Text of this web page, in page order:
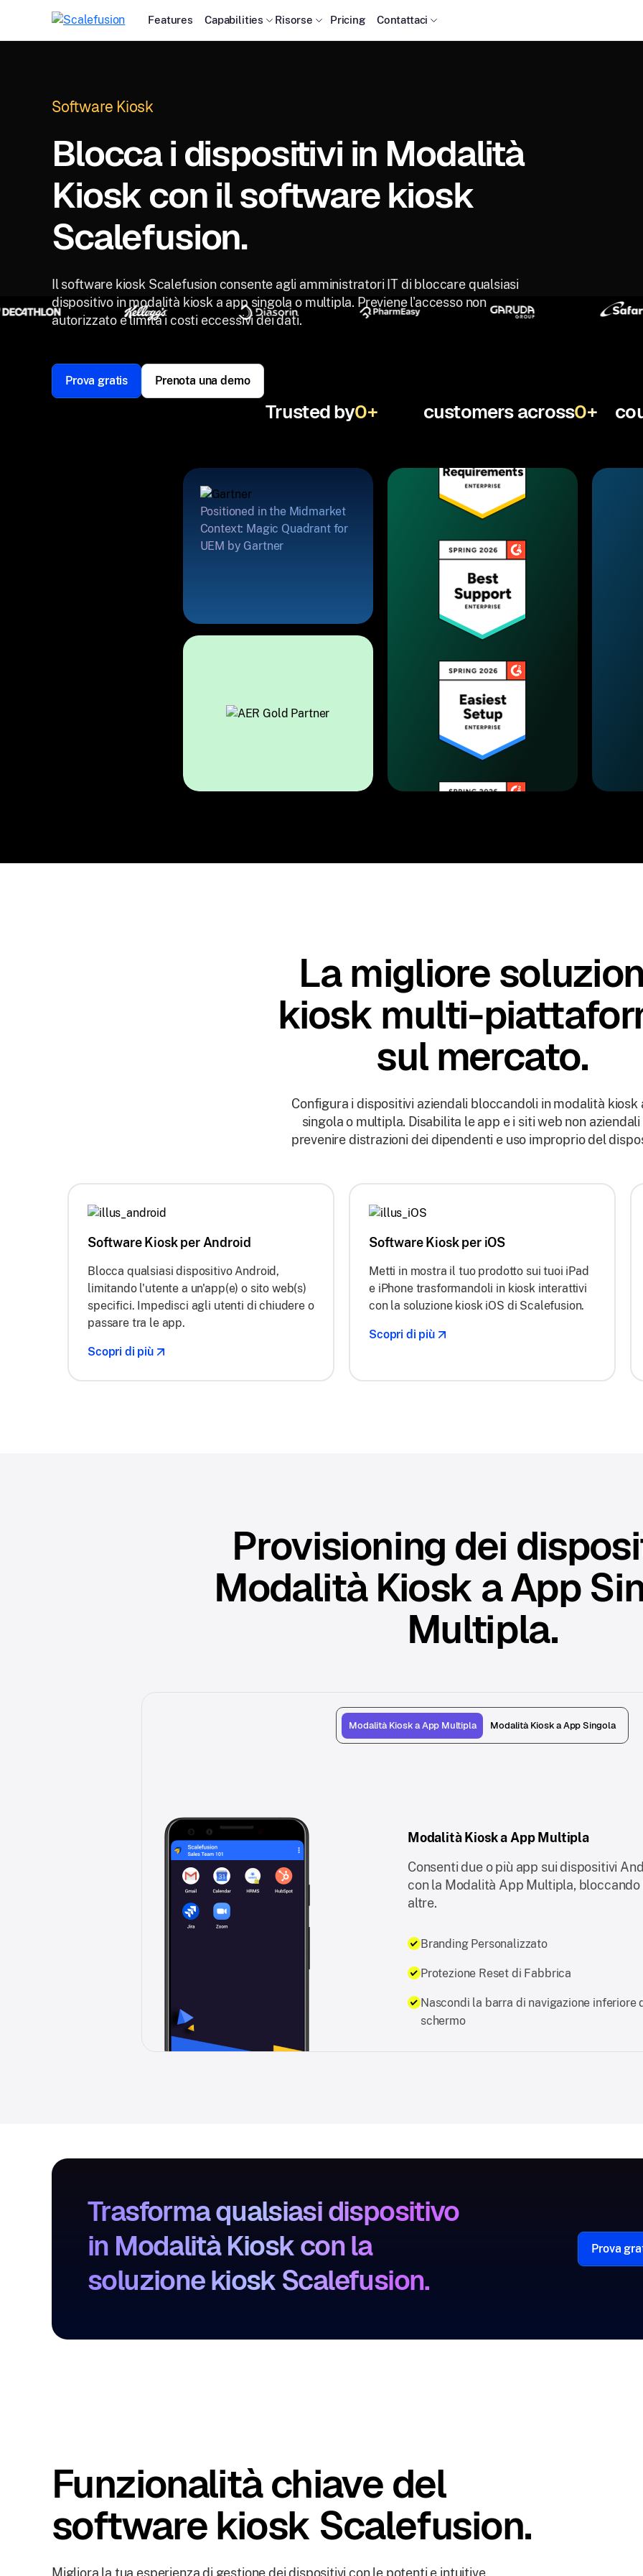
Features Capabilities Risorse Pricing Contattaci
Software Kiosk
Blocca i dispositivi in Modalità
Kiosk con il software kiosk
Scalefusion.
Il software kiosk Scalefusion consente agli amministratori IT di bloccare qualsiasi
dispositivo in modalità kiosk a app singola o multipla. Previene l'accesso non
autorizzato e limita i costi eccessivi dei dati.
Prova gratis Prenota una demo
Trusted by0+ customers across0+
Positioned in the Midmarket
Context: Magic Quadrant for
UEM by Gartner
La migliore
kiosk multi-
sul mercato.
Configura i dispositivi aziendali bloccandoli in modalità kiosk
singola o multipla. Disabilita le app e i siti web non
prevenire distrazioni dei dipendenti e uso improprio del
Software Kiosk per Android
Blocca qualsiasi dispositivo Android,
limitando l'utente a un'app(e) o sito web(s)
specifici. Impedisci agli utenti di chiudere o
passare tra le app.
Scopri di più
Software Kiosk per iOS
Metti in mostra il tuo prodotto sui tuoi iPad
e iPhone trasformandoli in kiosk interattivi
con la soluzione kiosk iOS di Scalefusion.
Scopri di più
Provisioning dei
Modalità Kiosk a App
Multipla.
Modalità Kiosk a App Multipla Modalità Kiosk a App Singola
Modalità Kiosk a App Multipla
Consenti due o più app sui dispositivi
con la Modalità App Multipla, bloccando
altre.
Branding Personalizzato
Protezione Reset di Fabbrica
Nascondi la barra di navigazione inferiore
schermo
Trasforma qualsiasi dispositivo
in Modalità Kiosk con la
soluzione kiosk Scalefusion.
Prova
Funzionalità chiave del
software kiosk Scalefusion.
Migliora la tua esperienza di gestione dei dispositivi con le potenti e intuitive